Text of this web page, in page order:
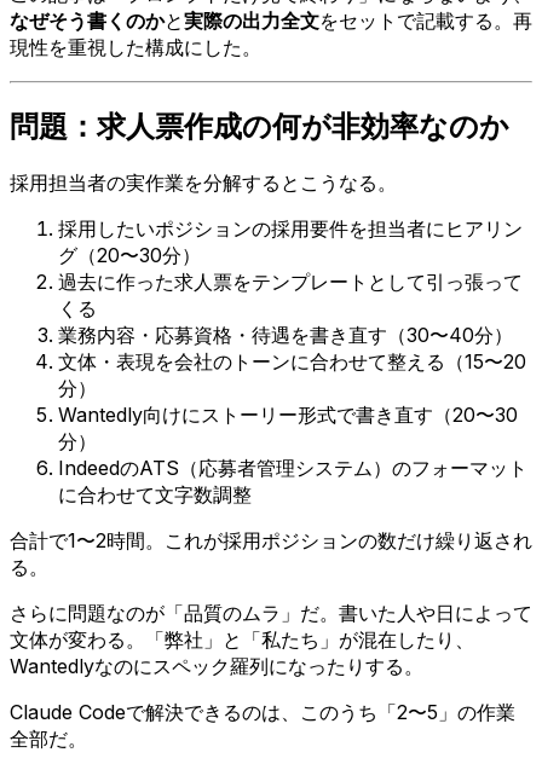
なぜそう書くのかと実際の出力全文をセットで記載する。再
現性を重視した構成にした。
問題：求人票作成の何が非効率なのか
採用担当者の実作業を分解するとこうなる。
採用したいポジションの採用要件を担当者にヒアリン
グ（20〜30分）
過去に作った求人票をテンプレートとして引っ張って
くる
業務内容・応募資格・待遇を書き直す（30〜40分）
文体・表現を会社のトーンに合わせて整える（15〜20
分）
Wantedly向けにストーリー形式で書き直す（20〜30
分）
IndeedのATS（応募者管理システム）のフォーマット
に合わせて文字数調整
合計で1〜2時間。これが採用ポジションの数だけ繰り返され
る。
さらに問題なのが「品質のムラ」だ。書いた人や日によって
文体が変わる。「弊社」と「私たち」が混在したり、
Wantedlyなのにスペック羅列になったりする。
Claude Codeで解決できるのは、このうち「2〜5」の作業
全部だ。